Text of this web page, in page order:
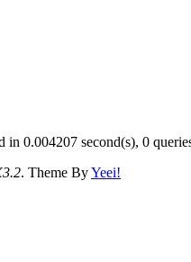
in 0.004207 second(s), 0
. Theme ByYeei!